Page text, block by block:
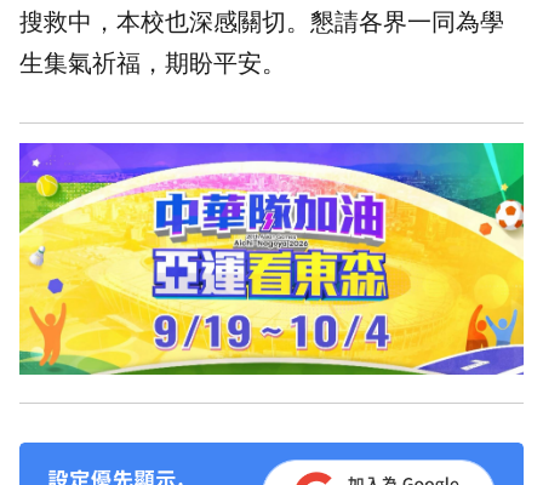
搜救中，本校也深感關切。懇請各界一同為學
生集氣祈福，期盼平安。